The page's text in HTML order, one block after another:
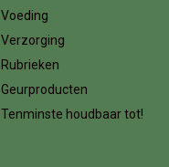
Voeding
Verzorging
Rubrieken
Geurproducten
Tenminste houdbaar tot!